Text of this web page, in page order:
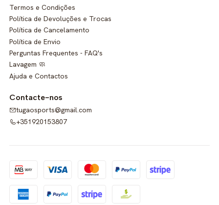
Termos e Condições
Política de Devoluções e Trocas
Política de Cancelamento
Política de Envio
Perguntas Frequentes - FAQ's
Lavagem 🧼
Ajuda e Contactos
Contacte-nos
tugaosports@gmail.com
+351920153807